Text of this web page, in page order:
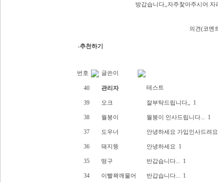
방갑습니다,,자주찿아주시어 자
의견(코멘
-추천하기
번호 글쓴이
40 관리자 테스트
39 오크 잘부탁드립니다,, 1
38 월붕이 월붕이 인사드립니다... 1
37 도우너 안녕하세요 가입인사드려
36 돼지뚱 안녕하세요 1
35 떵구 반갑습니다... 1
34 이빨꽉깨물어 반갑습니다... 1